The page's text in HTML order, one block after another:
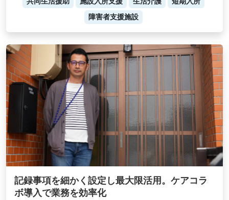
障害者支援施設
記録事項を細かく設定し最大限活用。ケアコラ
ボ導入で業務を効率化